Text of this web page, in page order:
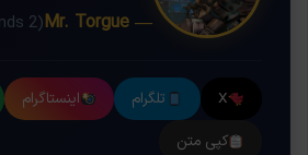
— Mr. Torgue
(Borderlands 2)
X تلگرام اینستاگرام
کپی متن